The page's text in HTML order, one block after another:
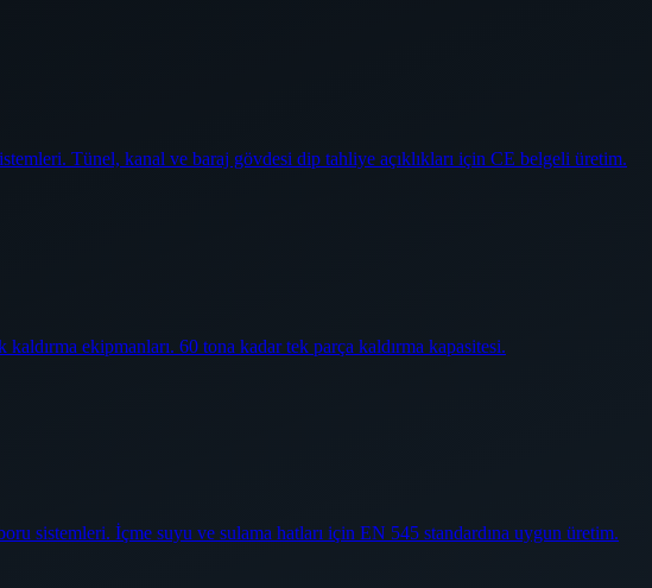
Tünel, kanal ve baraj gövdesi dip tahliye açıklıkları için CE belgeli üretim.
ekipmanları. 60 tona kadar tek parça kaldırma kapasitesi.
sistemleri. İçme suyu ve sulama hatları için EN 545 standardına uygun üretim.